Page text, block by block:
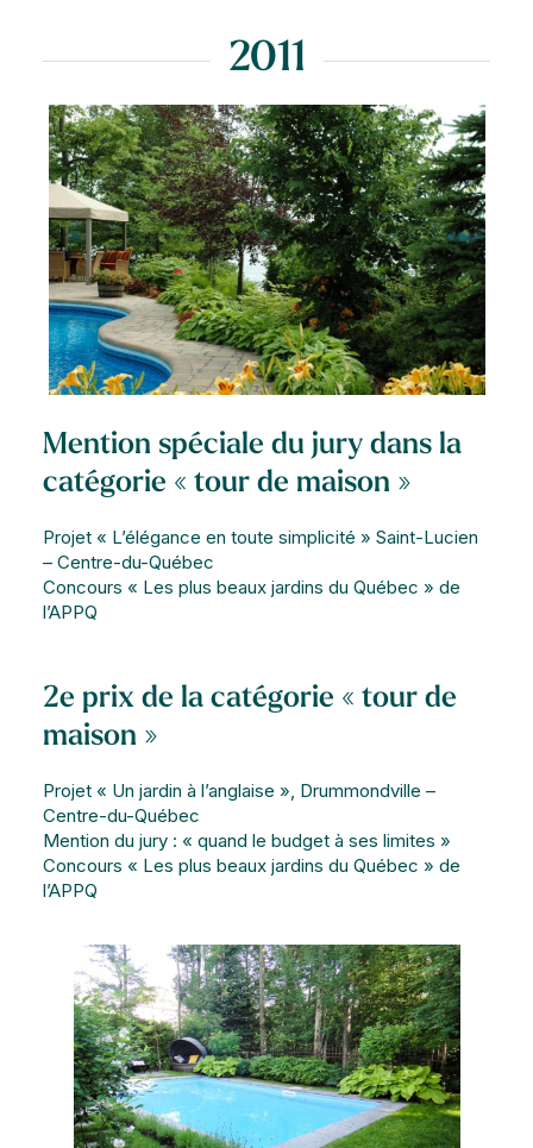
2011
Mention spéciale du jury dans la
catégorie « tour de maison »
Projet « L’élégance en toute simplicité » Saint-Lucien
– Centre-du-Québec
Concours « Les plus beaux jardins du Québec » de
l’APPQ
2e prix de la catégorie « tour de
maison »
Projet « Un jardin à l’anglaise », Drummondville –
Centre-du-Québec
Mention du jury : « quand le budget à ses limites »
Concours « Les plus beaux jardins du Québec » de
l’APPQ